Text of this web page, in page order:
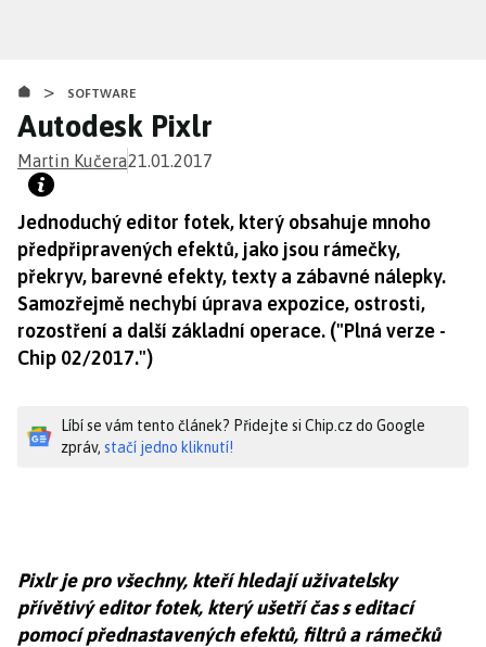
obsahu
> SOFTWARE
Autodesk Pixlr
Martin Kučera21.01.2017
Jednoduchý editor fotek, který obsahuje mnoho
předpřipravených efektů, jako jsou rámečky,
překryv, barevné efekty, texty a zábavné nálepky.
Samozřejmě nechybí úprava expozice, ostrosti,
rozostření a další základní operace. ("Plná verze -
Chip 02/2017.")
Líbí se vám tento článek? Přidejte si Chip.cz do Google
zpráv, stačí jedno kliknutí!
Pixlr je pro všechny, kteří hledají uživatelsky
přívětivý editor fotek, který ušetří čas s editací
pomocí přednastavených efektů, filtrů a rámečků